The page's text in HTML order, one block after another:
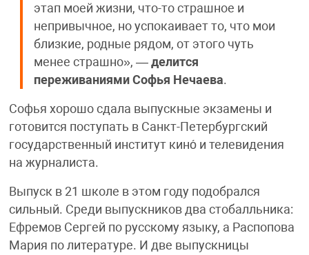
этап моей жизни, что-то страшное и
непривычное, но успокаивает то, что мои
близкие, родные рядом, от этого чуть
менее страшно», — делится
переживаниями Софья Нечаева.
Софья хорошо сдала выпускные экзамены и
готовится поступать в Санкт-Петербургский
государственный институт кино́ и телевидения
на журналиста.
Выпуск в 21 школе в этом году подобрался
сильный. Среди выпускников два стобалльника:
Ефремов Сергей по русскому языку, а Распопова
Мария по литературе. И две выпускницы